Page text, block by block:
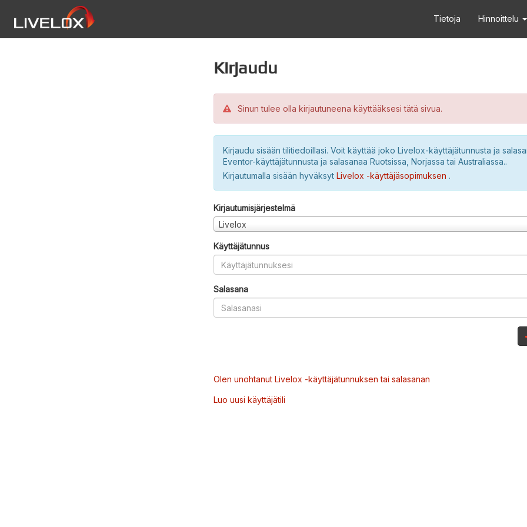
Tietoja Hinnoittelu
Kirjaudu
Sinun tulee olla kirjautuneena käyttääksesi tätä sivua.
Kirjaudu sisään tilitiedoillasi. Voit käyttää joko Livelox-käyttäjätunnusta ja
Eventor-käyttäjätunnusta ja salasanaa Ruotsissa, Norjassa tai Australiassa..
Kirjautumalla sisään hyväksyt Livelox -käyttäjäsopimuksen .
Kirjautumisjärjestelmä
Livelox
Käyttäjätunnus
Salasana
Olen unohtanut Livelox -käyttäjätunnuksen tai salasanan
Luo uusi käyttäjätili